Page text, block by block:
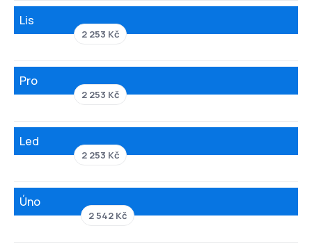
Lis
2 253 Kč
Pro
2 253 Kč
Led
2 253 Kč
Úno
2 542 Kč